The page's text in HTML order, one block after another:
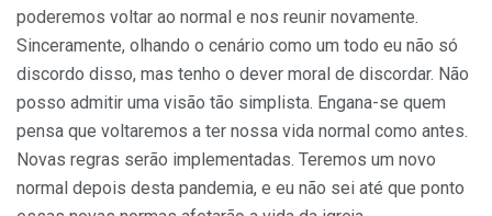
poderemos voltar ao normal e nos reunir novamente.
Sinceramente, olhando o cenário como um todo eu não só
discordo disso, mas tenho o dever moral de discordar. Não
posso admitir uma visão tão simplista. Engana-se quem
pensa que voltaremos a ter nossa vida normal como antes.
Novas regras serão implementadas. Teremos um novo
normal depois desta pandemia, e eu não sei até que ponto